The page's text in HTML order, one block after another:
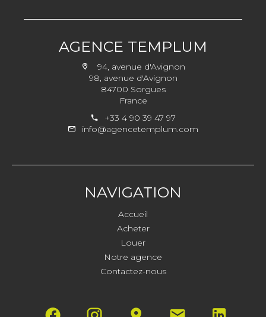
AGENCE TEMPLUM
94, avenue d'Avignon
98, avenue d'Avignon
84700 Sorgues
France
+33 4 90 39 47 97
info@agencetemplum.com
NAVIGATION
Accueil
Acheter
Louer
Notre agence
Contactez-nous